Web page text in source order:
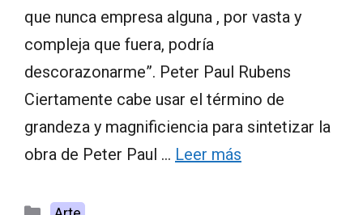
que nunca empresa alguna , por vasta y
compleja que fuera, podría
descorazonarme”. Peter Paul Rubens
Ciertamente cabe usar el término de
grandeza y magnificiencia para sintetizar la
obra de Peter Paul … Leer más